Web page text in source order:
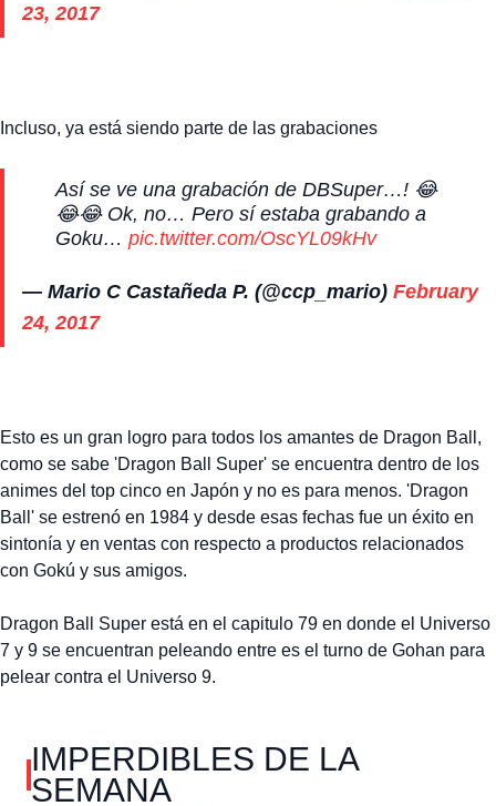
23, 2017
Incluso, ya está siendo parte de las grabaciones
Así se ve una grabación de DBSuper…! 😂
😂😂 Ok, no… Pero sí estaba grabando a
Goku… pic.twitter.com/OscYL09kHv
— Mario C Castañeda P. (@ccp_mario) February
24, 2017
Esto es un gran logro para todos los amantes de Dragon Ball,
como se sabe 'Dragon Ball Super' se encuentra dentro de los
animes del top cinco en Japón y no es para menos. 'Dragon
Ball' se estrenó en 1984 y desde esas fechas fue un éxito en
sintonía y en ventas con respecto a productos relacionados
con Gokú y sus amigos.
Dragon Ball Super está en el capitulo 79 en donde el Universo
7 y 9 se encuentran peleando entre es el turno de Gohan para
pelear contra el Universo 9.
IMPERDIBLES DE LA
SEMANA